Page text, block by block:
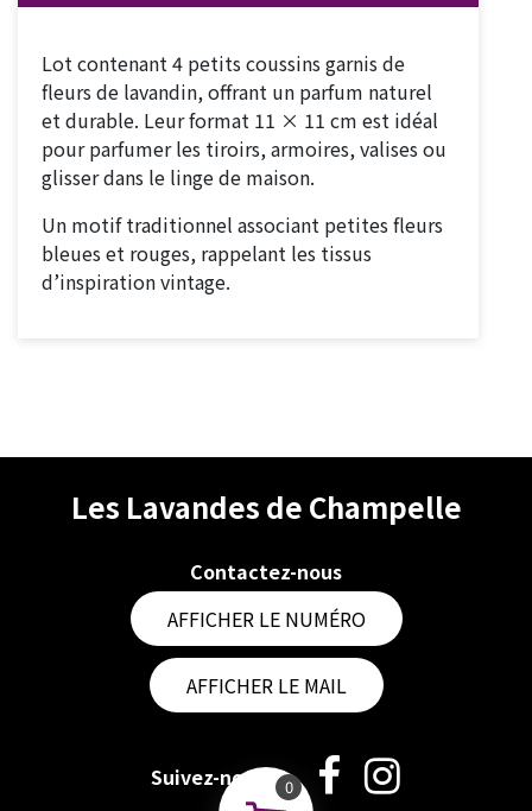
Lot contenant 4 petits coussins garnis de
fleurs de lavandin, offrant un parfum naturel
et durable. Leur format 11 × 11 cm est idéal
pour parfumer les tiroirs, armoires, valises ou
glisser dans le linge de maison.
Un motif traditionnel associant petites fleurs
bleues et rouges, rappelant les tissus
d’inspiration vintage.
0
Les Lavandes de Champelle
Contactez-nous
AFFICHER LE NUMÉRO
AFFICHER LE MAIL
Suivez-nous